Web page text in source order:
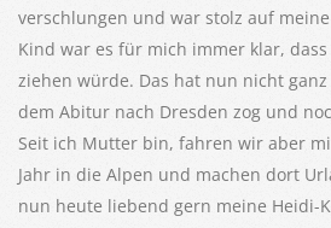
verschlungen und war stolz auf
Kind war es für mich immer klar,
ziehen würde. Das hat nun nicht
dem Abitur nach Dresden zog und
Seit ich Mutter bin, fahren wir aber
Jahr in die Alpen und machen dort
nun heute liebend gern meine Heidi-